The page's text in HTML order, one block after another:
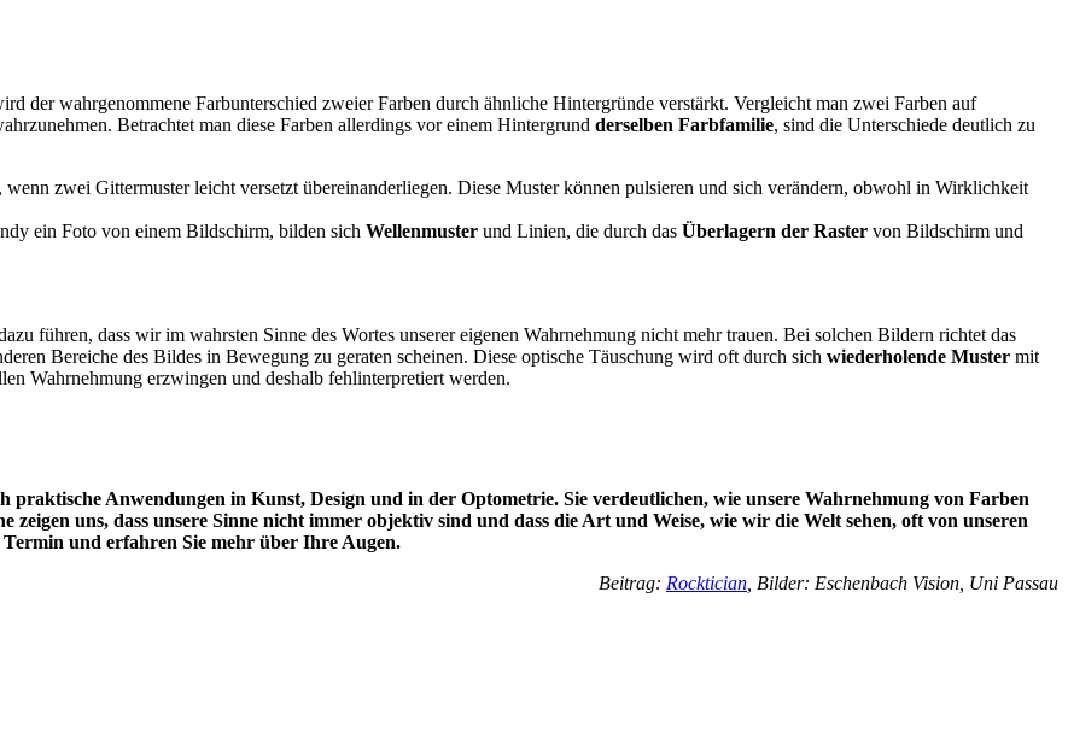
der wahrgenommene Farbunterschied zweier Farben durch ähnliche Hintergründe verstärkt. Vergleicht man zwei Farben auf
Betrachtet man diese Farben allerdings vor einem Hintergrund derselben Farbfamilie, sind die Unterschiede deutlich zu
wenn zwei Gittermuster leicht versetzt übereinanderliegen. Diese Muster können pulsieren und sich verändern, obwohl in Wirklichkeit
ein Foto von einem Bildschirm, bilden sich Wellenmuster und Linien, die durch das Überlagern der Raster von Bildschirm und
führen, dass wir im wahrsten Sinne des Wortes unserer eigenen Wahrnehmung nicht mehr trauen. Bei solchen Bildern richtet das
Bereiche des Bildes in Bewegung zu geraten scheinen. Diese optische Täuschung wird oft durch sich wiederholende Muster mit
Wahrnehmung erzwingen und deshalb fehlinterpretiert werden.
praktische Anwendungen in Kunst, Design und in der Optometrie. Sie verdeutlichen, wie unsere Wahrnehmung von Farben
uns, dass unsere Sinne nicht immer objektiv sind und dass die Art und Weise, wie wir die Welt sehen, oft von unseren
und erfahren Sie mehr über Ihre Augen.
Beitrag: Rocktician , Bilder: Eschenbach Vision, Uni Passau